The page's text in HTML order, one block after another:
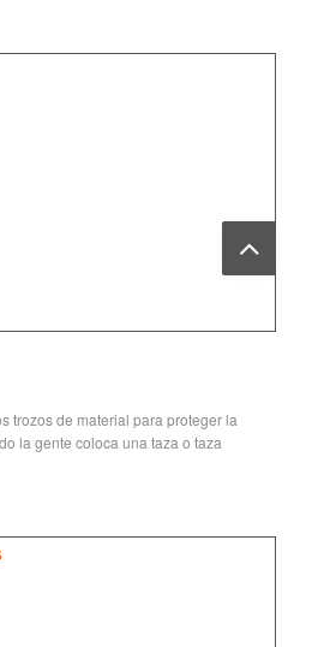
trozos de material para proteger la
la gente coloca una taza o taza